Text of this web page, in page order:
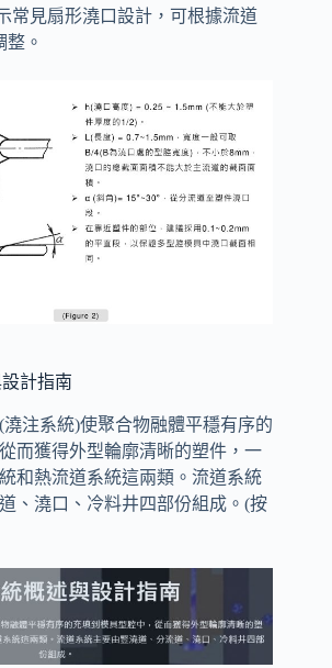
常見扇形澆口設計，可根據流道
。
計指南
注系統)使聚合物融體平穩有序的
而獲得外型輪廓清晰的塑件，一
和熱流道系統這兩類。流道系統
、澆口、冷料井四部份組成。(按